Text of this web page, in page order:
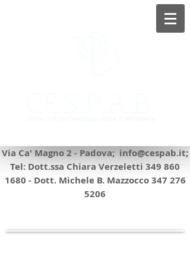
Via Ca' Magno 2 - Padova; info@cespab.it;
Tel: Dott.ssa Chiara Verzeletti 349 860
1680 - Dott. Michele B. Mazzocco347 276
5206